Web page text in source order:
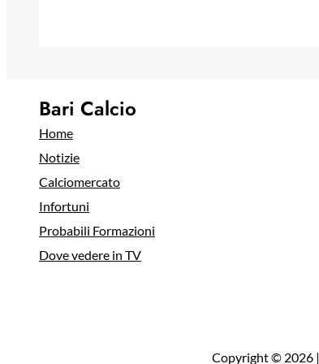
Bari Calcio
Home
Notizie
Calciomercato
Infortuni
Probabili Formazioni
Dove vedere in TV
Copyright © 2026 |